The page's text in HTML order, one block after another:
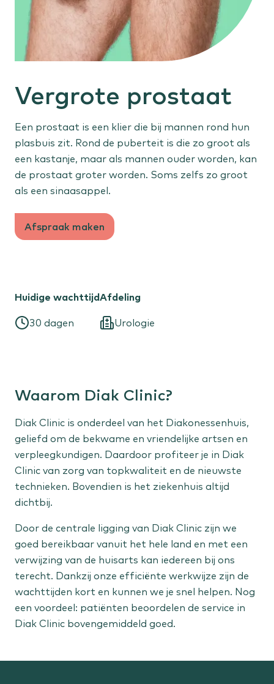
Oorontsteking
Buik, bekken en anus
Vergrote prostaat
Anale klachten
Huid en vaten
Verdachte plekjes
Spataderen
Menstruatieklachten
Liesbreuk
Scheelzien
Expertisecentra
Liesbreuk
Staat jouw behandeling er niet tussen?
Bekijk alle aandoeningen
Vergrote prostaat
Een prostaat is een klier die bij mannen rond hun
plasbuis zit. Rond de puberteit is die zo groot als
een kastanje, maar als mannen ouder worden, kan
de prostaat groter worden. Soms zelfs zo groot
als een sinaasappel.
Afspraak maken
Huidige wachttijd
30 dagen
Afdeling
Urologie
Waarom Diak Clinic?
Diak Clinic is onderdeel van het Diakonessenhuis,
geliefd om de bekwame en vriendelijke artsen en
verpleegkundigen. Daardoor profiteer je in Diak
Clinic van zorg van topkwaliteit en de nieuwste
technieken. Bovendien is het ziekenhuis altijd
dichtbij.
Door de centrale ligging van Diak Clinic zijn we
goed bereikbaar vanuit het hele land en met een
verwijzing van de huisarts kan iedereen bij ons
terecht. Dankzij onze efficiënte werkwijze zijn de
wachttijden kort en kunnen we je snel helpen. Nog
een voordeel: patiënten beoordelen de service in
Diak Clinic bovengemiddeld goed.